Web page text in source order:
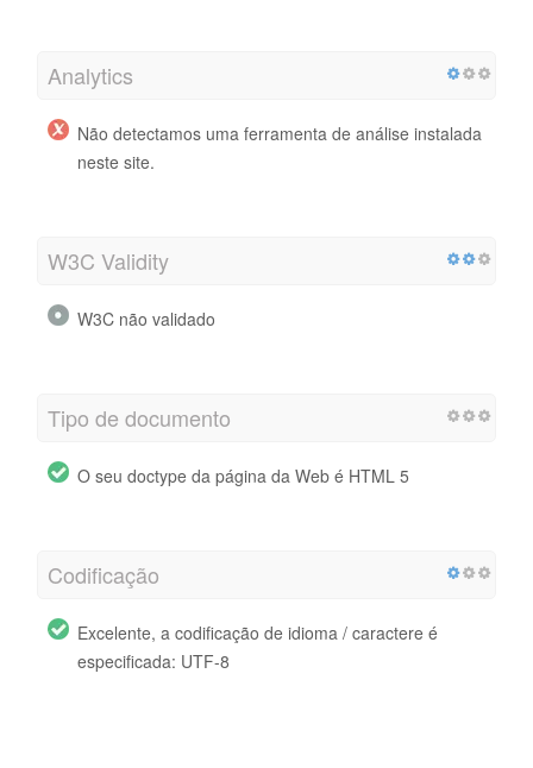
Analytics
Não detectamos uma ferramenta de análise instalada
neste site.
W3C Validity
W3C não validado
Tipo de documento
O seu doctype da página da Web é HTML 5
Codificação
Excelente, a codificação de idioma / caractere é
especificada: UTF-8